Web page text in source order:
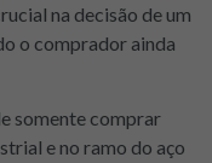
na decisão de um
o comprador ainda
somente comprar
e no ramo do aço